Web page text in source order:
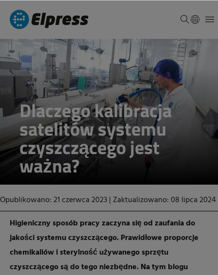
Dlaczego kalibracja
satelitów systemu
czyszczącego jest
ważna?
Opublikowano: 21 czerwca 2023| Zaktualizowano: 08 lipca 2024
Higieniczny sposób pracy zaczyna się od zaufania do
jakości systemu czyszczącego. Prawidłowe proporcje
chemikaliów i sterylność używanego sprzętu
czyszczącego są do tego niezbędne. Na tym blogu